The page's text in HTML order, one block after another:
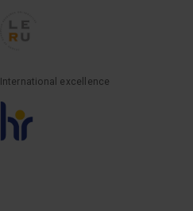
International excellence